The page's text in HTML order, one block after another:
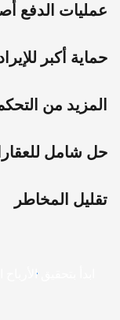
عمليات الدفع
حماية أكبر
المزيد من
حل شامل
تقليل المخاطر
ابدأ بتحقيق الأرباح